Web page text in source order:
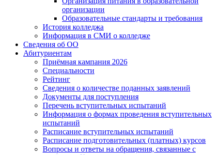
организации
Образовательные стандарты и требования
История колледжа
Информация в СМИ о колледже
Сведения об ОО
Абитуриентам
Приёмная кампания 2026
Специальности
Рейтинг
Сведения о количестве поданных заявлений
Документы для поступления
Перечень вступительных испытаний
Информация о формах проведения вступительных
испытаний
Расписание вступительных испытаний
Расписание подготовительных (платных) курсов
Вопросы и ответы на обращения, связанные с